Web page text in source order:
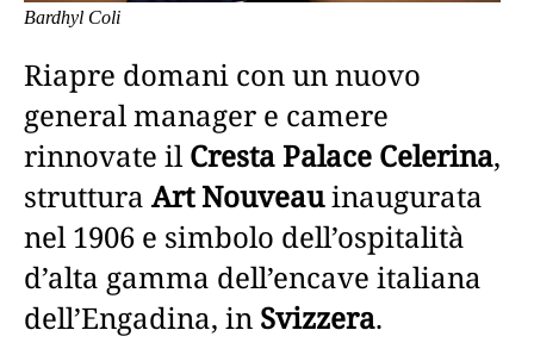
Bardhyl Coli
Riapre domani con un nuovo
general manager e camere
rinnovate ilCresta Palace Celerina,
struttura Art Nouveauinaugurata
nel 1906 e simbolo dell’ospitalità
d’alta gamma dell’encave italiana
dell’Engadina, in Svizzera.